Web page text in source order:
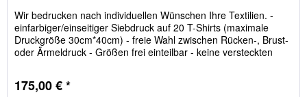
Wir bedrucken nach individuellen Wünschen Ihre Textilien. -
einfarbiger/einseitiger Siebdruck auf 20 T-Shirts (maximale
Druckgröße 30cm*40cm) - freie Wahl zwischen Rücken-, Brust-
oder Ärmeldruck - Größen frei einteilbar - keine versteckten
Siebdruck nach Vorlage
175,00 € *